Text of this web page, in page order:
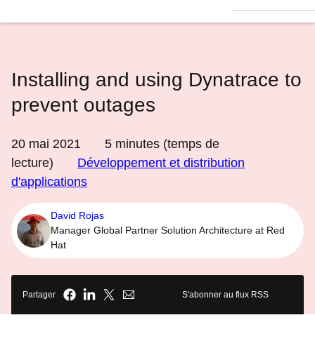
Installing and using Dynatrace to
prevent outages
20 mai 2021 5 minutes (temps de
lecture)
Développement et distribution
d'applications
David Rojas
Manager Global Partner Solution Architecture at Red
Hat
Partager S'abonner au flux RSS